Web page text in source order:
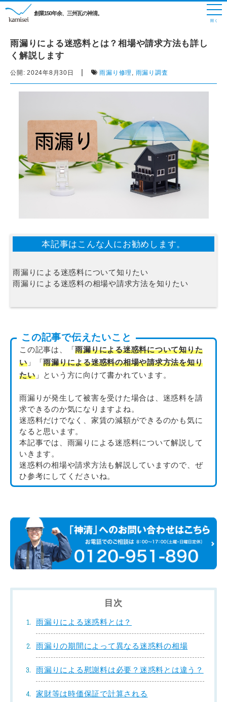
創業150年余、三州瓦の神清。
雨漏りによる迷惑料とは？相場や請求方法も詳し
く解説します
公開: 2024年8月30日 | 雨漏り修理 , 雨漏り調査
本記事はこんな人にお勧めします。
雨漏りによる迷惑料について知りたい
雨漏りによる迷惑料の相場や請求方法を知りたい
この記事で伝えたいこと
この記事は、「雨漏りによる迷惑料について知りた
い」「雨漏りによる迷惑料の相場や請求方法を知り
たい」という方に向けて書かれています。
雨漏りが発生して被害を受けた場合は、迷惑料を請
求できるのか気になりますよね。
迷惑料だけでなく、家賃の減額ができるのかも気に
なると思います。
本記事では、 雨漏りによる迷惑料について解説して
いきます。
迷惑料の相場や請求方法も解説していますので、ぜ
ひ参考にしてくださいね。
目次
雨漏りによる迷惑料とは？
雨漏りの期間によって異なる迷惑料の相場
雨漏りによる慰謝料は必要？迷惑料とは違う？
家財等は時価保証で計算される